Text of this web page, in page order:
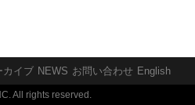
カイブ NEWS お問い合わせ English
All rights reserved.